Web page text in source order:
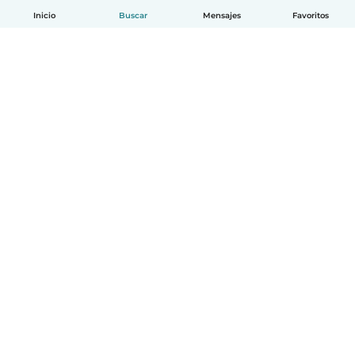
Inicio Buscar Mensajes Favoritos